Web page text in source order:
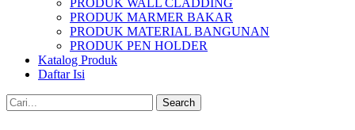
PRODUK WALL CLADDING
PRODUK MARMER BAKAR
PRODUK MATERIAL BANGUNAN
PRODUK PEN HOLDER
Katalog Produk
Daftar Isi
Search